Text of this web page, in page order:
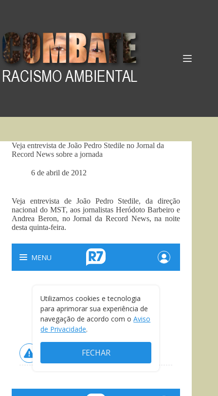
Veja entrevista de João Pedro Stedile no Jornal da
Record News sobre a jornada
6 de abril de 2012
Veja entrevista de João Pedro Stedile, da direção
nacional do MST, aos jornalistas Heródoto Barbeiro e
Andrea Beron, no Jornal da Record News, na noite
desta quinta-feira.